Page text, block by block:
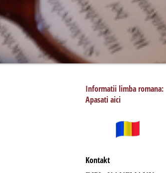
Informatii limba romana:
Apasati aici
Kontakt